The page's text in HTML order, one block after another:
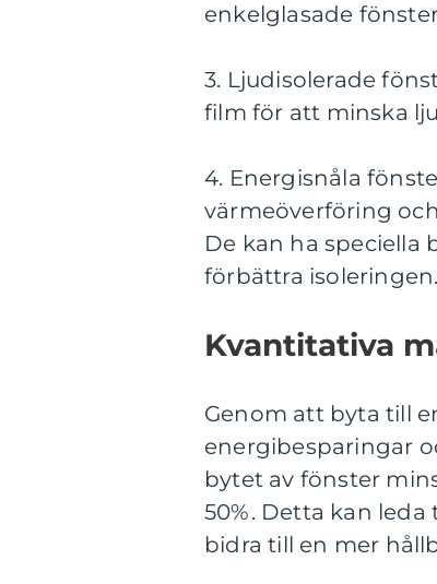
enkelglasade
3. Ljudisolerade
film för att minska
4. Energisnåla
värmeöverföring
De kan ha
förbättra isoleringen.
Kvantitativa
Genom att byta till
energibesparingar
bytet av fönster
50%. Detta kan
bidra till en mer